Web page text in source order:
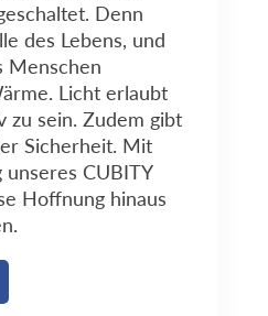
Denn
des Lebens, und
Menschen
Licht erlaubt
zu sein. Zudem gibt
Sicherheit. Mit
CUBITY
Hoffnung hinaus